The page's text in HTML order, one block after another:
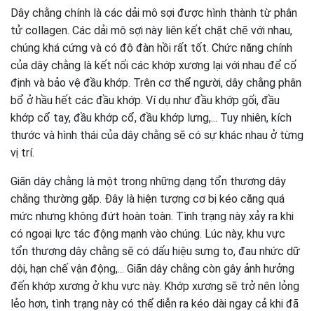
Dây chằng chính là các dải mô sợi được hình thành từ phân
tử collagen. Các dải mô sợi này liên kết chặt chẽ với nhau,
chúng khá cứng và có độ đàn hồi rất tốt. Chức năng chính
của dây chằng là kết nối các khớp xương lại với nhau để cố
định và bảo vệ đầu khớp. Trên cơ thể người, dây chằng phân
bổ ở hầu hết các đầu khớp. Ví dụ như đầu khớp gối, đầu
khớp cổ tay, đầu khớp cổ, đầu khớp lưng,... Tuy nhiên, kích
thước và hình thái của dây chằng sẽ có sự khác nhau ở từng
vị trí.
Giãn dây chằng là một trong những dạng tổn thương dây
chằng thường gặp. Đây là hiện tượng cơ bị kéo căng quá
mức nhưng không đứt hoàn toàn. Tình trạng này xảy ra khi
có ngoại lực tác động mạnh vào chúng. Lúc này, khu vực
tổn thương dây chằng sẽ có dấu hiệu sưng to, đau nhức dữ
dội, hạn chế vận động,... Giãn dây chằng còn gây ảnh hưởng
đến khớp xương ở khu vực này. Khớp xương sẽ trở nên lỏng
lẻo hơn, tình trạng này có thể diễn ra kéo dài ngay cả khi đã